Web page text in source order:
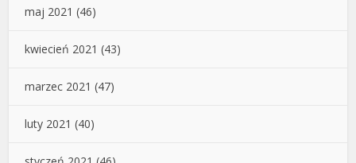
maj 2021 (46)
kwiecień 2021 (43)
marzec 2021 (47)
luty 2021 (40)